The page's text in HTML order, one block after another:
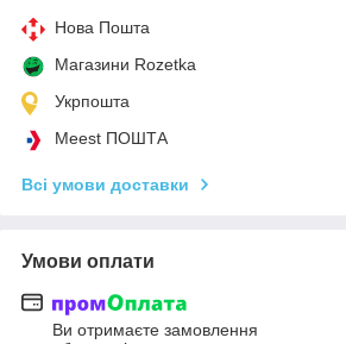
Нова Пошта
Магазини Rozetka
Укрпошта
Meest ПОШТА
Всі умови доставки
Умови оплати
Ви отримаєте замовлення